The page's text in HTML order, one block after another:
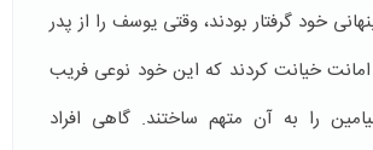
خود گرفتار بودند، وقتی یوسف را از پدر
امانت خیانت کردند که این خود نوعی فریب
را به آن متهم ساختند. گاهی افراد